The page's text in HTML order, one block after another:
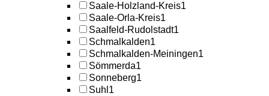
Saale-Holzland-Kreis1
Saale-Orla-Kreis1
Saalfeld-Rudolstadt1
Schmalkalden1
Schmalkalden-Meiningen1
Sömmerda1
Sonneberg1
Suhl 1